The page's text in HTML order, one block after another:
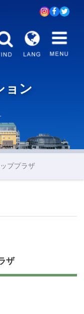
ョン
ププラザ
ザ